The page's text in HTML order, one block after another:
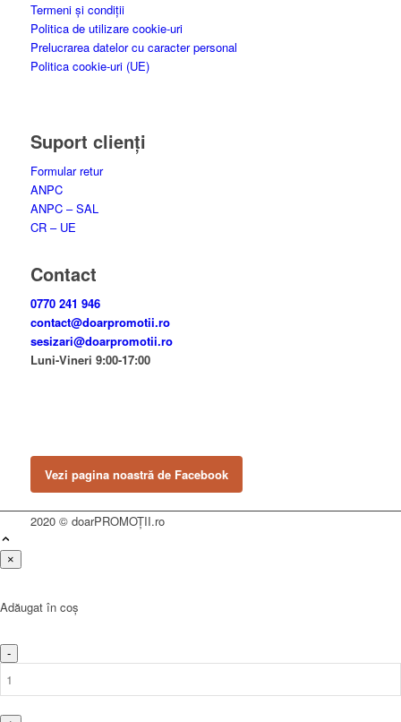
Termeni și condiții
Politica de utilizare cookie-uri
Prelucrarea datelor cu caracter personal
Politica cookie-uri (UE)
Suport clienți
Formular retur
ANPC
ANPC – SAL
CR – UE
Contact
0770 241 946
contact@doarpromotii.ro
sesizari@doarpromotii.ro
Luni-Vineri 9:00-17:00
Vezi pagina noastră de Facebook
2020 © doarPROMOȚII.ro
×
Adăugat în coș
-